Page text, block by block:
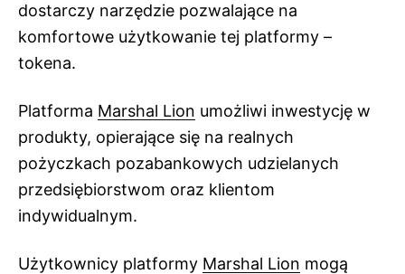
dostarczy narzędzie pozwalające na
komfortowe użytkowanie tej platformy –
tokena.
Platforma Marshal Lion umożliwi inwestycję w
produkty, opierające się na realnych
pożyczkach pozabankowych udzielanych
przedsiębiorstwom oraz klientom
indywidualnym.
Użytkownicy platformy Marshal Lion mogą